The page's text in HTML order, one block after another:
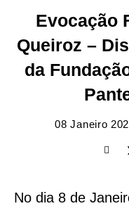
Evocação
Queiroz –
da
08 Janeiro
No dia 8 de